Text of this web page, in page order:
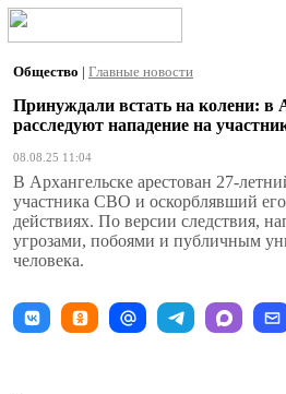
Общество | Главные новости
Принуждали встать на колени: в
расследуют нападение на
08.08.25 11:04
В Архангельске арестован 27-
участника СВО и оскорблявший его
действиях. По версии следствия,
угрозами, побоями и публичным
человека.